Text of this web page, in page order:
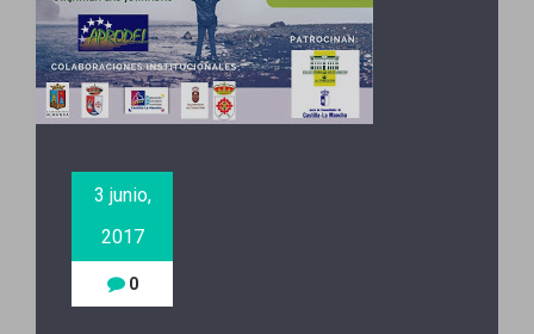
3 junio,
2017
0